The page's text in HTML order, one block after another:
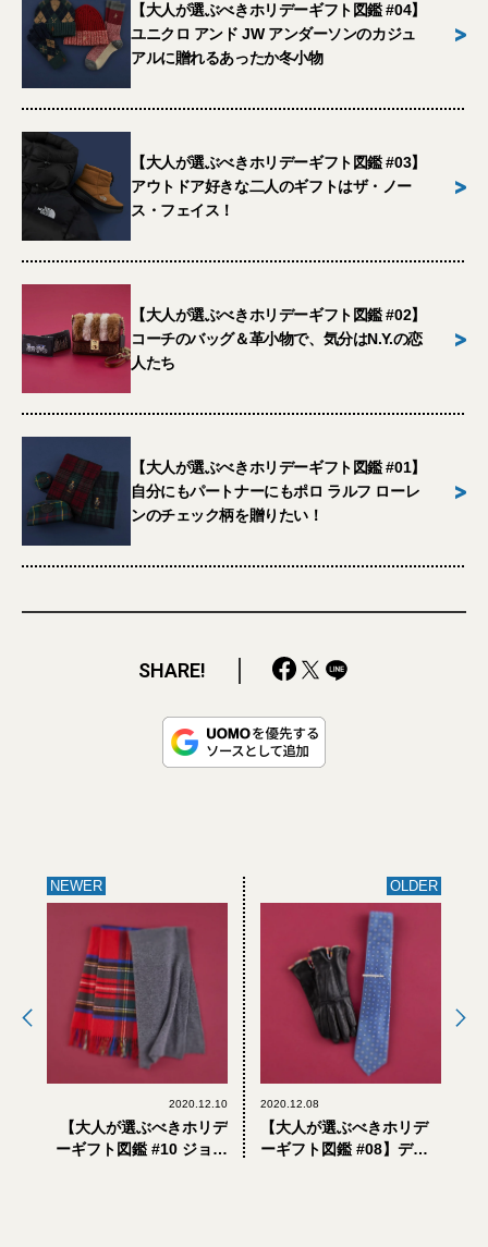
【大人が選ぶべきホリデーギフト図鑑 #04】
ユニクロ アンド JW アンダーソンのカジュ
アルに贈れるあったか冬小物
>
【大人が選ぶべきホリデーギフト図鑑 #03】
アウトドア好きな二人のギフトはザ・ノー
ス・フェイス！
>
【大人が選ぶべきホリデーギフト図鑑 #02】
コーチのバッグ＆革小物で、気分はN.Y.の恋
人たち
>
【大人が選ぶべきホリデーギフト図鑑 #01】
自分にもパートナーにもポロ ラルフ ローレ
ンのチェック柄を贈りたい！
>
SHARE!
NEWER
2020.12.10
【大人が選ぶべきホリデ
ーギフト図鑑 #10 ジョン
OLDER
2020.12.08
【大人が選ぶべきホリデ
ーギフト図鑑 #08】デキ